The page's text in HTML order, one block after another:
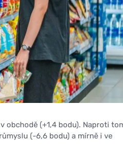
obchodě (+1,4 bodu). Naproti
(-6,6 bodu) a mírně i ve